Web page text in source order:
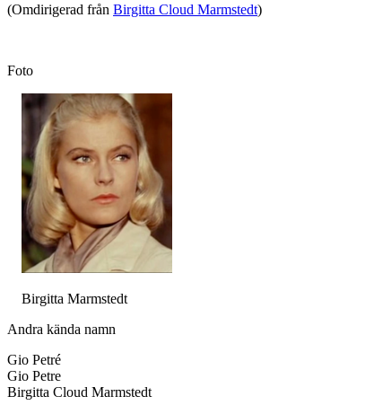
(Omdirigerad från Birgitta Cloud Marmstedt)
Foto
Birgitta Marmstedt
Andra kända namn
Gio Petré
Gio Petre
Birgitta Cloud Marmstedt